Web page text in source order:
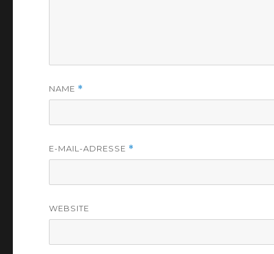
NAME *
E-MAIL-ADRESSE *
WEBSITE